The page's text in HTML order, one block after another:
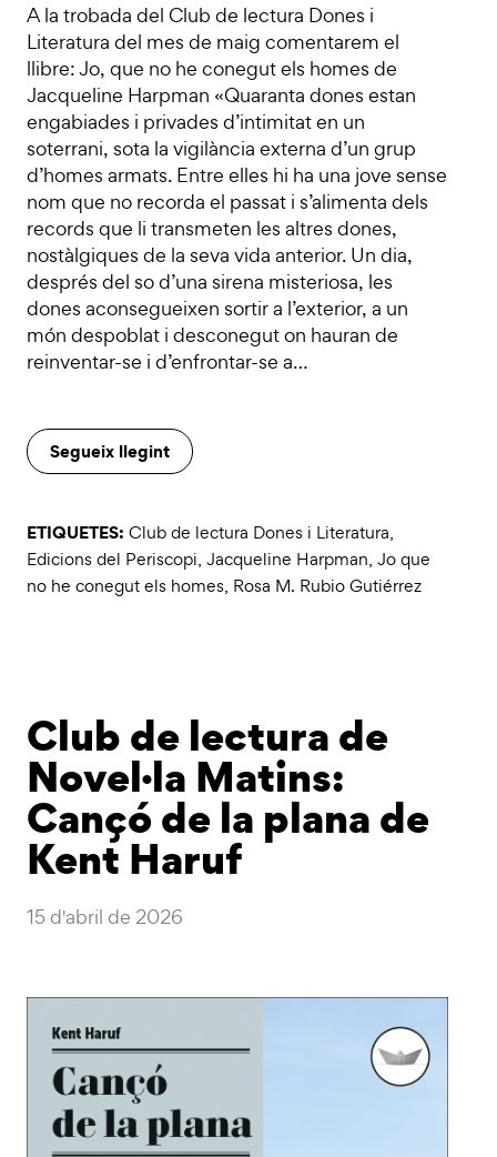
A la trobada del Club de lectura Dones i
Literatura del mes de maig comentarem el
llibre: Jo, que no he conegut els homes de
Jacqueline Harpman «Quaranta dones estan
engabiades i privades d’intimitat en un
soterrani, sota la vigilància externa d’un grup
d’homes armats. Entre elles hi ha una jove sense
nom que no recorda el passat i s’alimenta dels
records que li transmeten les altres dones,
nostàlgiques de la seva vida anterior. Un dia,
després del so d’una sirena misteriosa, les
dones aconsegueixen sortir a l’exterior, a un
món despoblat i desconegut on hauran de
reinventar-se i d’enfrontar-se a…
Segueix llegint
ETIQUETES: Club de lectura Dones i Literatura,
Edicions del Periscopi, Jacqueline Harpman, Jo que
no he conegut els homes, Rosa M. Rubio Gutiérrez
Club de lectura de
Novel·la Matins:
Cançó de la plana de
Kent Haruf
15 d'abril de 2026